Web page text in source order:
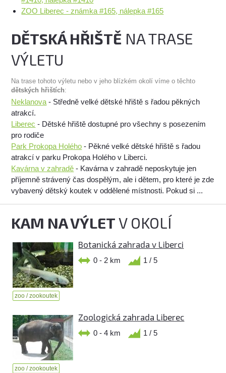
ZOO Liberec - známka #165, nálepka #165
DĚTSKÁ HŘIŠTĚ NA TRASE
VÝLETU
Na trase tohoto výletu nebo v jeho blízkém okolí víme o těchto
dětských hřištích:
Neklanova - Středně velké dětské hřiště s řadou pěkných
atrakcí.
Liberec - Dětské hřiště dostupné pro všechny s posezením
pro rodiče
Park Prokopa Holého - Pěkné velké dětské hřiště s řadou
atrakcí v parku Prokopa Holého v Liberci.
Kavárna v zahradě - Kavárna v zahradě neposkytuje jen
příjemně strávený čas dospělým, ale i dětem, pro které je zde
vybavený dětský koutek v oddělené místnosti. Pokud si ...
KAM NA VÝLETV OKOLÍ
Botanická zahrada v Liberci
0 - 2 km 1 / 5
zoo / zookoutek
Zoologická zahrada Liberec
0 - 4 km 1 / 5
zoo / zookoutek